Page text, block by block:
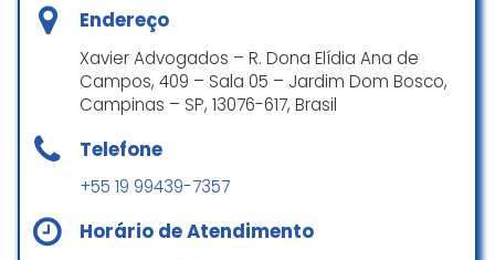
capacitados que Deus abençoe a
todos!
Yuri Morais
primeiro contato e espero que
Endereço
Xavier Advogados – R. Dona Elídia Ana de
Campos, 409 – Sala 05 – Jardim Dom Bosco,
Campinas – SP, 13076-617, Brasil
Telefone
+55 19 99439-7357
Horário de Atendimento